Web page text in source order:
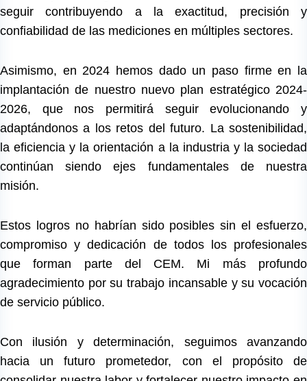
seguir contribuyendo a la exactitud, precisión y
confiabilidad de las mediciones en múltiples sectores.
Asimismo, en 2024 hemos dado un paso firme en la
implantación de nuestro nuevo plan estratégico 2024-
2026, que nos permitirá seguir evolucionando y
adaptándonos a los retos del futuro. La sostenibilidad,
la eficiencia y la orientación a la industria y la sociedad
continúan siendo ejes fundamentales de nuestra
misión.
Estos logros no habrían sido posibles sin el esfuerzo,
compromiso y dedicación de todos los profesionales
que forman parte del CEM. Mi más profundo
agradecimiento por su trabajo incansable y su vocación
de servicio público.
Con ilusión y determinación, seguimos avanzando
hacia un futuro prometedor, con el propósito de